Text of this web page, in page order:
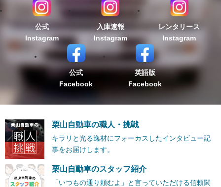
公式
Instagram
入庫速報
Instagram
レンタリース
Instagram
公式
Facebook
英語版
Facebook
栗山自動車の職人・挑戦
キラリと光る逸材にフォーカスしたインタビュー記
事をお届けします。
栗山自動車のスタッフ紹介
「いつもの通り頼むよ」と言っていただける信頼関